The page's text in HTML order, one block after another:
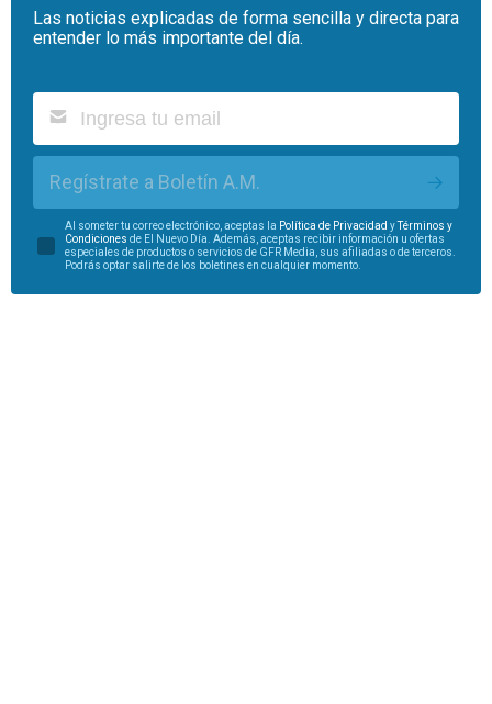
Las noticias explicadas de forma sencilla y directa para
entender lo más importante del día.
Regístrate a Boletín A.M.
Al someter tu correo electrónico, aceptas la Política de Privacidad yTérminos y
Condiciones de El Nuevo Día. Además, aceptas recibir información u ofertas
especiales de productos o servicios de GFR Media, sus afiliadas o de terceros.
Podrás optar salirte de los boletines en cualquier momento.